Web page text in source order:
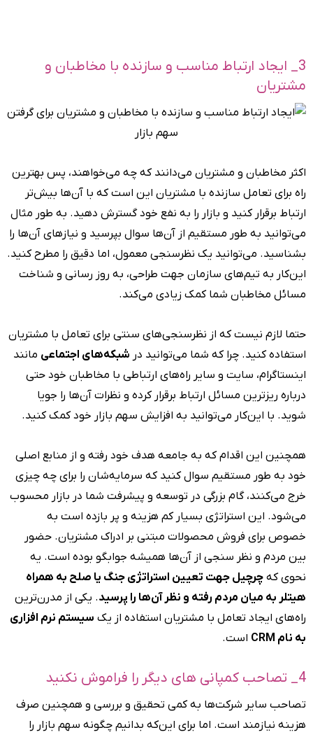
3_ ایجاد ارتباط مناسب و سازنده با مخاطبان و
مشتریان
اکثر مخاطبان و مشتریان می‌دانند که چه می‌خواهند، پس بهترین
راه برای تعامل سازنده با مشتریان این است که با آن‌ها بیش‌تر
ارتباط برقرار کنید و بازار را به نفع خود گسترش دهید. به طور مثال
می‌توانید به طور مستقیم از آن‌ها سوال بپرسید و‌ نیازهای آن‌ها را
بشناسید. می‌توانید یک نظرسنجی معمول، اما دقیق را مطرح کنید.
این‌کار به تیم‌های سازمان جهت طراحی، به روز رسانی و شناخت
مسائل مخاطبان شما کمک زیادی می‌کند.
حتما لازم نیست که از نظرسنجی‌های سنتی برای تعامل با مشتریان
استفاده کنید. چرا که شما می‌توانید در شبکه‌های اجتماعی مانند
اینستاگرام، سایت و سایر راه‌های ارتباطی با مخاطبان خود حتی
درباره ریزترین مسائل ارتباط برقرار کرده و نظرات آن‌ها را جویا
شوید. با این‌کار می‌توانید به افزایش سهم بازار خود کمک کنید.
همچنین این اقدام که به جامعه هدف خود رفته و از منابع اصلی
خود به طور مستقیم سوال کنید که سرمایه‌شان را برای چه چیزی
خرج می‌کنند، گام بزرگی در توسعه و پیشرفت شما در بازار محسوب
می‌شود. این استراتژی بسیار کم هزینه و پر بازده است به
خصوص برای فروش محصولات مبتنی بر ادراک مشتریان. حضور
بین مردم و نظر سنجی از آن‌ها همیشه جوابگو بوده است. یه
نحوی که چرچیل جهت تعیین استراتژی جنگ یا صلح به همراه
هیتلر به میان مردم رفته و نظر آن‌ها را پرسید. یکی از مدرن‌ترین
راه‌های ایجاد تعامل با مشتریان استفاده از یک سیستم نرم‌ افزاری
به نام CRM
است.
4_ تصاحب کمپانی‌ های دیگر را فراموش نکنید
تصاحب سایر شرکت‌ها به کمی تحقیق و بررسی و همچنین صرف
هزینه نیازمند است. اما برای این‌که بدانیم چگونه سهم بازار را